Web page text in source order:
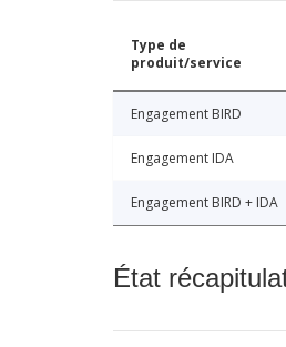
Type de
produit/service
Engagement BIRD
Engagement IDA
Engagement BIRD + IDA
État